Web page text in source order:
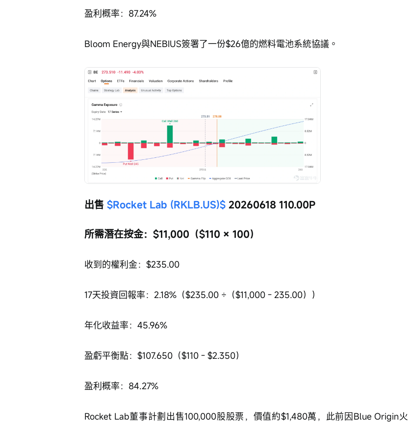
盈利概率：87.24%
Bloom Energy與NEBIUS簽署了一份$26億的燃料電池系統協議。
出售 $Rocket Lab (RKLB.US)$ 20260618 110.00P
所需潛在按金：$11,000（$110 × 100）
收到的權利金：$235.00
17天投資回報率：2.18%（$235.00 ÷（$11,000 - 235.00））
年化收益率：45.96%
盈虧平衡點：$107.650（$110 - $2.350）
盈利概率：84.27%
Rocket Lab董事計劃出售100,000股股票，價值約$1,480萬，此前因Blue Origin火